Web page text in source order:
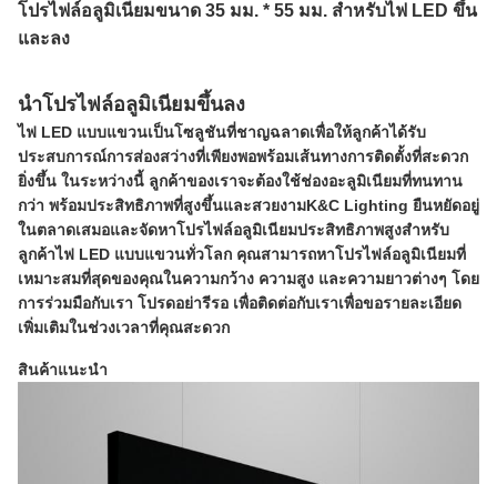
โปรไฟล์อลูมิเนียมขนาด 35 มม. * 55 มม. สำหรับไฟ LED ขึ้น
และลง
นำโปรไฟล์อลูมิเนียมขึ้นลง
ไฟ LED แบบแขวนเป็นโซลูชันที่ชาญฉลาดเพื่อให้ลูกค้าได้รับ
ประสบการณ์การส่องสว่างที่เพียงพอพร้อมเส้นทางการติดตั้งที่สะดวก
ยิ่งขึ้น ในระหว่างนี้ ลูกค้าของเราจะต้องใช้ช่องอะลูมิเนียมที่ทนทาน
กว่า พร้อมประสิทธิภาพที่สูงขึ้นและสวยงามK&C Lighting ยืนหยัดอยู่
ในตลาดเสมอและจัดหาโปรไฟล์อลูมิเนียมประสิทธิภาพสูงสำหรับ
ลูกค้าไฟ LED แบบแขวนทั่วโลก คุณสามารถหาโปรไฟล์อลูมิเนียมที่
เหมาะสมที่สุดของคุณในความกว้าง ความสูง และความยาวต่างๆ โดย
การร่วมมือกับเรา โปรดอย่ารีรอ เพื่อติดต่อกับเราเพื่อขอรายละเอียด
เพิ่มเติมในช่วงเวลาที่คุณสะดวก
สินค้าแนะนำ